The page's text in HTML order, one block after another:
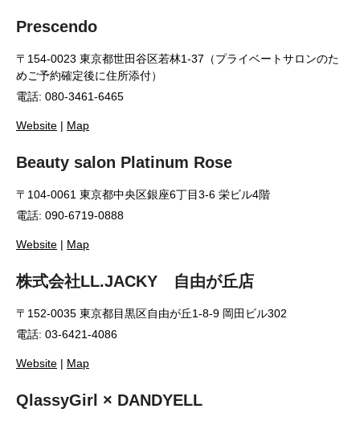
Prescendo
〒154-0023 東京都世田谷区若林1-37（プライベートサロンのた
めご予約確定後に住所添付）
電話: 080-3461-6465
Website | Map
Beauty salon Platinum Rose
〒104-0061 東京都中央区銀座6丁目3-6 栄ビル4階
電話: 090-6719-0888
Website | Map
株式会社LL.JACKY 自由が丘店
〒152-0035 東京都目黒区自由が丘1-8-9 岡田ビル302
電話: 03-6421-4086
Website | Map
QlassyGirl × DANDYELL